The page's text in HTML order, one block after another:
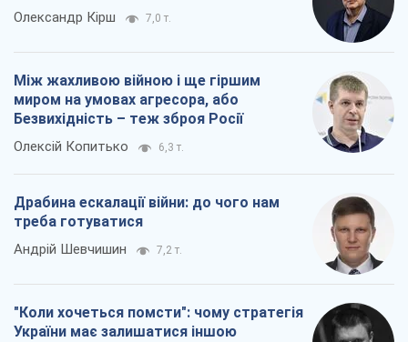
Олександр Кірш 7,0 т.
Між жахливою війною і ще гіршим
миром на умовах агресора, або
Безвихідність – теж зброя Росії
Олексій Копитько 6,3 т.
Драбина ескалації війни: до чого нам
треба готуватися
Андрій Шевчишин 7,2 т.
"Коли хочеться помсти": чому стратегія
України має залишатися іншою